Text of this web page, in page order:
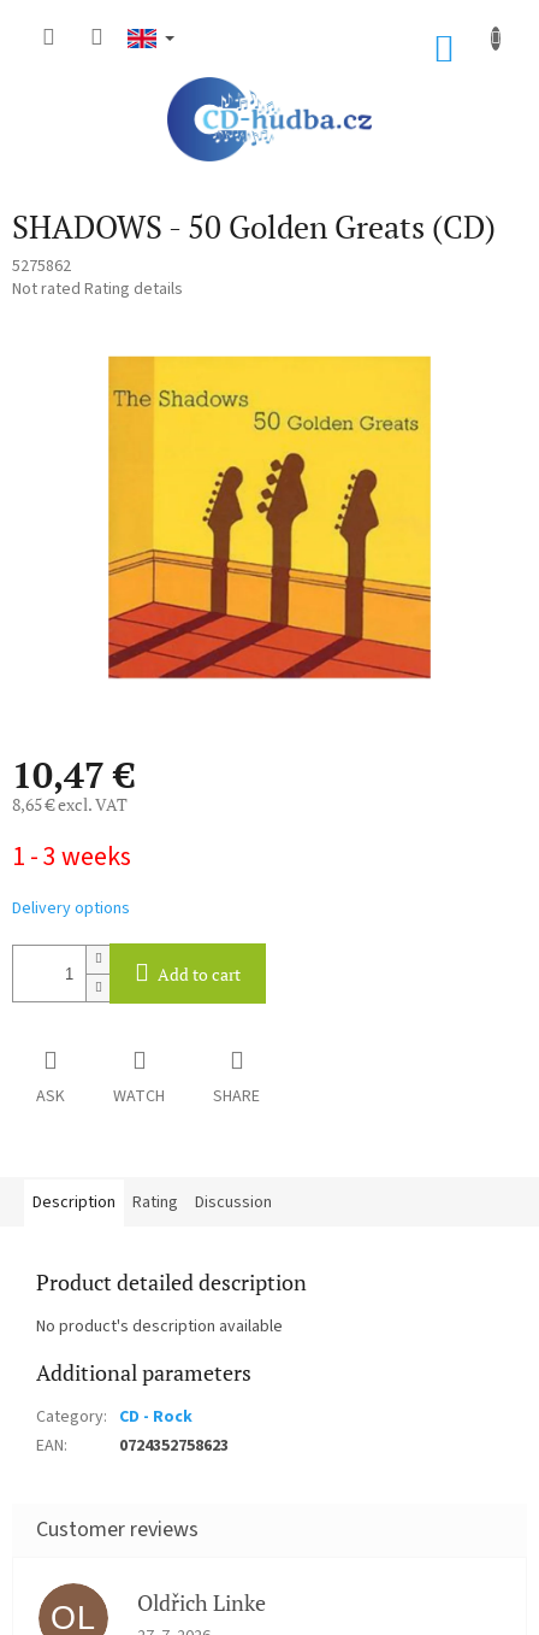
SHADOWS - 50 Golden Greats (CD)
5275862
The
Not rated Rating details
10,47 €
8,65 € excl. VAT
price:
1 - 3 weeks
Delivery options
Add to cart
ASK WATCH SHARE
Description Rating Discussion
Product detailed description
No product's description available
Additional parameters
Category: CD - Rock
EAN: 0724352758623
OL Oldřich Linke
The store rating is 5 out of 5 stars.